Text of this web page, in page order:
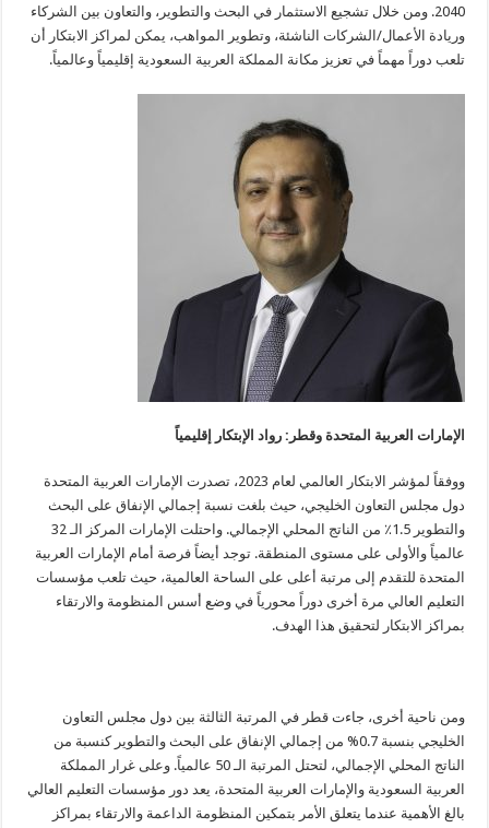
2040. ومن خلال تشجيع الاستثمار في البحث والتطوير، والتعاون بين الشركاء
وريادة الأعمال/الشركات الناشئة، وتطوير المواهب، يمكن لمراكز الابتكار أن
تلعب دوراً مهماً في تعزيز مكانة المملكة العربية السعودية إقليمياً وعالمياً.
الإمارات العربية المتحدة وقطر: رواد الإبتكار إقليمياً
ووفقاً لمؤشر الابتكار العالمي لعام 2023، تصدرت الإمارات العربية المتحدة
دول مجلس التعاون الخليجي، حيث بلغت نسبة إجمالي الإنفاق على البحث
والتطوير 1.5٪ من الناتج المحلي الإجمالي. واحتلت الإمارات المركز الـ 32
عالمياً والأولى على مستوى المنطقة. توجد أيضاً فرصة أمام الإمارات العربية
المتحدة للتقدم إلى مرتبة أعلى على الساحة العالمية، حيث تلعب مؤسسات
التعليم العالي مرة أخرى دوراً محورياً في وضع أسس المنظومة والارتقاء
بمراكز الابتكار لتحقيق هذا الهدف.
ومن ناحية أخرى، جاءت قطر في المرتبة الثالثة بين دول مجلس التعاون
الخليجي بنسبة 0.7% من إجمالي الإنفاق على البحث والتطوير كنسبة من
الناتج المحلي الإجمالي، لتحتل المرتبة الـ 50 عالمياً. وعلى غرار المملكة
العربية السعودية والإمارات العربية المتحدة، يعد دور مؤسسات التعليم العالي
بالغ الأهمية عندما يتعلق الأمر بتمكين المنظومة الداعمة والارتقاء بمراكز